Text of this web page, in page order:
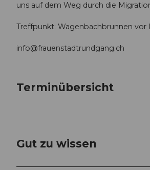
uns auf dem Weg durch die
Treffpunkt: Wagenbachbrunnen vor
info@frauenstadtrundgang.ch
Terminübersicht
Gut zu wissen